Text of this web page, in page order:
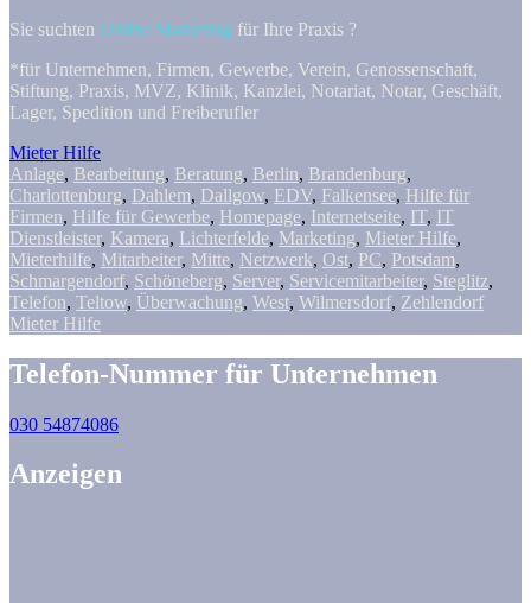
Sie suchten Online Marketing für Ihre Praxis ?
*für Unternehmen, Firmen, Gewerbe, Verein, Genossenschaft,
Stiftung, Praxis, MVZ, Klinik, Kanzlei, Notariat, Notar, Geschäft,
Lager, Spedition und Freiberufler
Mieter Hilfe
Anlage, Bearbeitung, Beratung, Berlin, Brandenburg,
Charlottenburg, Dahlem, Dallgow, EDV, Falkensee, Hilfe für
Firmen, Hilfe für Gewerbe, Homepage, Internetseite, IT, IT
Dienstleister, Kamera, Lichterfelde, Marketing, Mieter Hilfe,
Mieterhilfe, Mitarbeiter, Mitte, Netzwerk, Ost, PC, Potsdam,
Schmargendorf, Schöneberg, Server, Servicemitarbeiter, Steglitz,
Telefon, Teltow, Überwachung, West, Wilmersdorf, Zehlendorf
Mieter Hilfe
Telefon-Nummer für Unternehmen
030 54874086
Anzeigen